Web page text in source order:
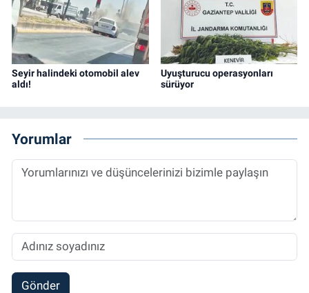
Seyir halindeki otomobil alev
aldı!
Uyuşturucu operasyonları
sürüyor
Yorumlar
Gönder